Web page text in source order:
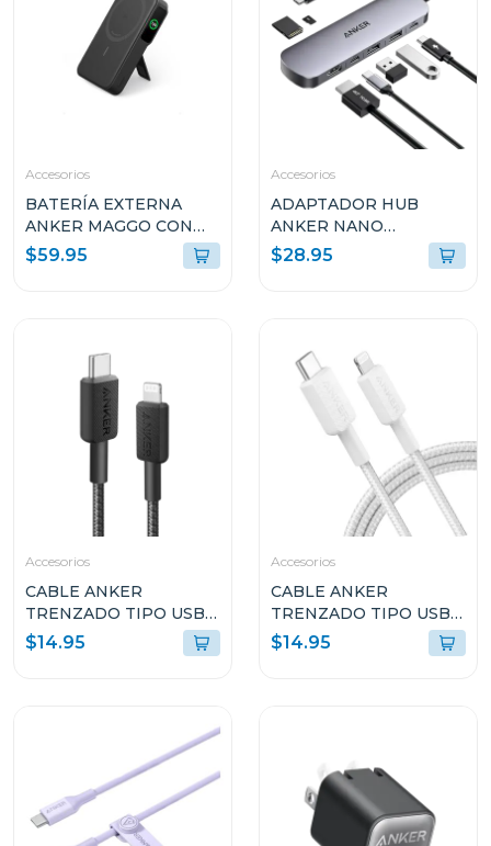
Accesorios
BATERÍA EXTERNA
ANKER MAGGO CON
SMART DISPLAY 27W
CARGA RÁPIDA 10K
$59.95
Accesorios
ADAPTADOR HUB
ANKER NANO
MULTIPUERTO USB 7-
EN-1 CON 4K Y HDMI
$28.95
Accesorios
CABLE ANKER
TRENZADO TIPO USB-
C A LIGHTNING 6FT DE
CARGA RÁPIDA NEGRO
$14.95
Accesorios
CABLE ANKER
TRENZADO TIPO USB-
C A LIGHTNING 6FT DE
CARGA RÁPIDA
$14.95